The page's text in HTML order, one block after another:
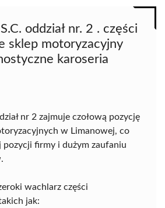
oddział nr. 2 . części
sklep motoryzacyjny
karoseria
nr 2 zajmuje czołową pozycję
w Limanowej, co
pozycji firmy i dużym zaufaniu
wachlarz części
jak: